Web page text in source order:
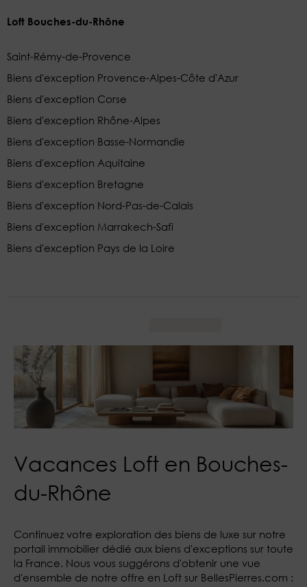
Loft Bouches-du-Rhône
Saint-Rémy-de-Provence
Biens d'exception Provence-Alpes-Côte d'Azur
Biens d'exception Corse
Biens d'exception Rhône-Alpes
Biens d'exception Basse-Normandie
Biens d'exception Aquitaine
Biens d'exception Bretagne
Biens d'exception Nord-Pas-de-Calais
Biens d'exception Marrakech-Safi
Biens d'exception Pays de la Loire
Vacances Loft en Bouches-
du-Rhône
Continuez votre exploration des biens de luxe sur notre
portail immobilier dédié aux biens d'exceptions sur toute
la France. Nous vous suggérons d'obtenir une vue
d'ensemble de notre offre en Loft sur BellesPierres.com :